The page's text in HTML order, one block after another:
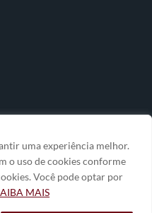
uma experiência melhor.
o uso de cookies conforme
Você pode optar por
MAIS
gentes • ByZwei Arts